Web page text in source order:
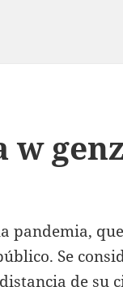
w
pandemia,
Se
de su